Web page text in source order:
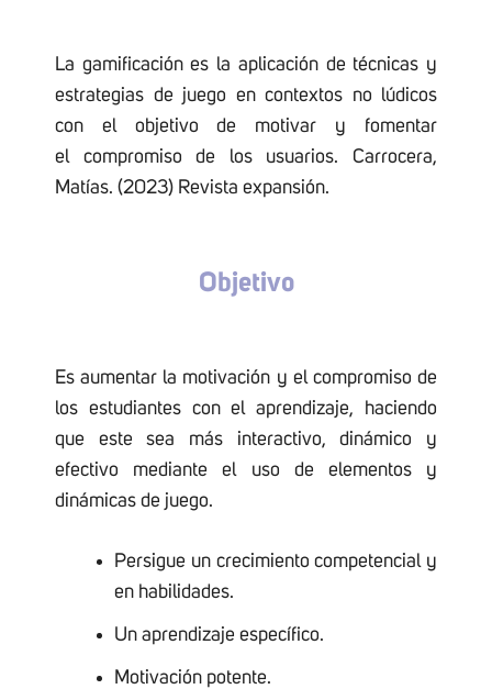
La gamificación es la aplicación de técnicas y
estrategias de juego en contextos no lúdicos
con el objetivo de motivar y fomentar
el compromiso de los usuarios. Carrocera,
Matías. (2023) Revista expansión.
Objetivo
Es aumentar la motivación y el compromiso de
los estudiantes con el aprendizaje, haciendo
que este sea más interactivo, dinámico y
efectivo mediante el uso de elementos y
dinámicas de juego.
Persigue un crecimiento competencial y
en habilidades.
Un aprendizaje específico.
Motivación potente.